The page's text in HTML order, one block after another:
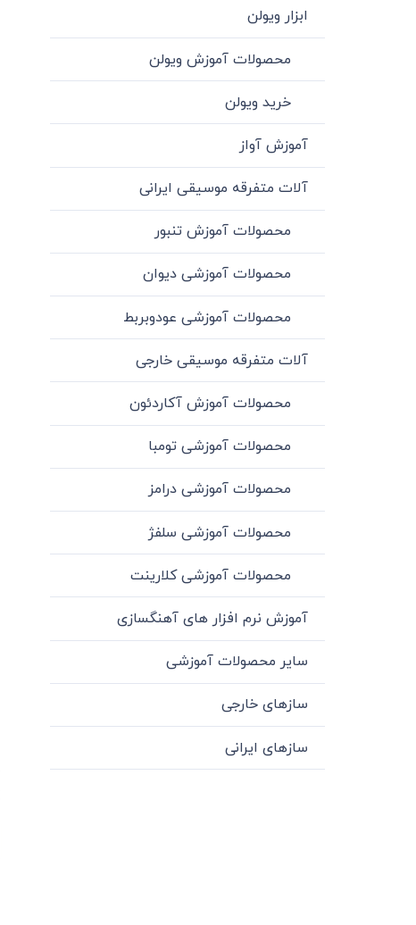
ابزار ویولن
محصولات آموزش ویولن
خرید ویولن
آموزش آواز
آلات متفرقه موسیقی ایرانی
محصولات آموزش تنبور
محصولات آموزشی دیوان
محصولات آموزشی عودوبربط
آلات متفرقه موسیقی خارجی
محصولات آموزش آکاردئون
محصولات آموزشی تومبا
محصولات آموزشی درامز
محصولات آموزشی سلفژ
محصولات آموزشی کلارینت
آموزش نرم افزار های آهنگسازی
سایر محصولات آموزشی
سازهای خارجی
سازهای ایرانی